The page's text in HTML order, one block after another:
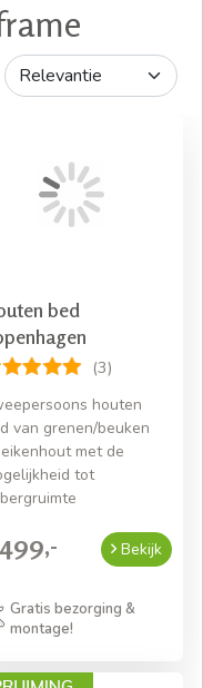
bed
(3)
houten
van grenen/beuken
met de
tot
Bekijk
Gratis bezorging &
montage!